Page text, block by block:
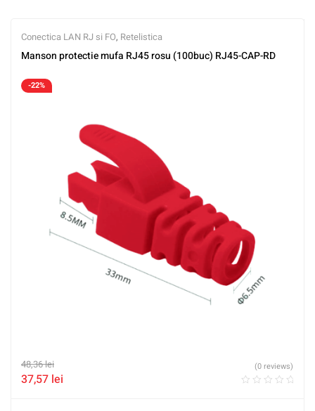
Conectica LAN RJ si FO, Retelistica
Manson protectie mufa RJ45 rosu (100buc) RJ45-CAP-RD
-22%
48,36lei
37,57 lei
(0 reviews)